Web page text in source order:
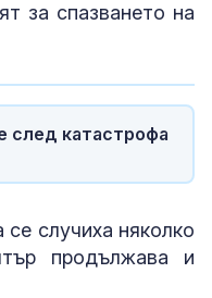
за спазването на
след катастрофа
случиха няколко
продължава и